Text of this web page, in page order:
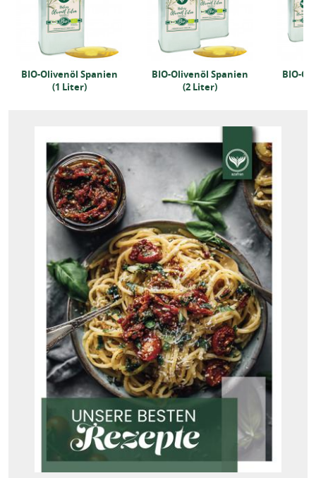
BIO-Olivenöl Spanien
(1 Liter)
BIO-Olivenöl Spanien
(2 Liter)
BIO-